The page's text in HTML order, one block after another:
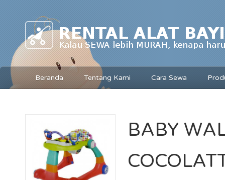
Beranda Tentang Kami Cara Sewa
BABY